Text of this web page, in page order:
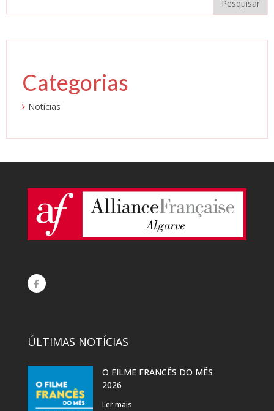
Categorias
Notícias
ÚLTIMAS NOTÍCIAS
O FILME FRANCÊS DO MÊS
2026
Ler mais